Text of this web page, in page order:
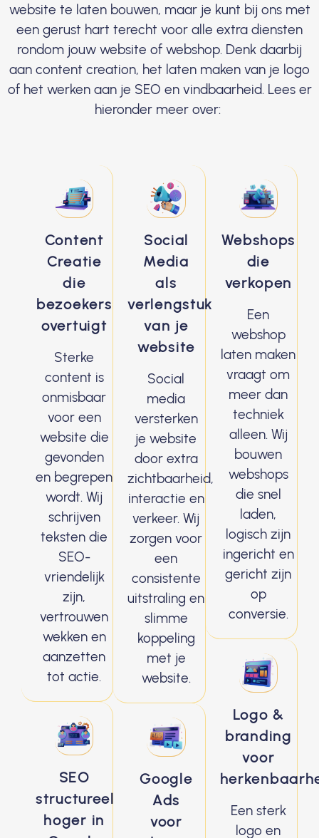
website te laten bouwen, maar je kunt bij ons met
een gerust hart terecht voor alle extra diensten
rondom jouw website of webshop. Denk daarbij
aan content creation, het laten maken van je logo
of het werken aan je SEO en vindbaarheid. Lees er
hieronder meer over:
Content
Creatie
die
bezoekers
overtuigt
Sterke
content is
onmisbaar
voor een
website die
gevonden
en begrepen
wordt. Wij
schrijven
teksten die
SEO-
vriendelijk
zijn,
vertrouwen
wekken en
aanzetten
tot actie.
SEO
structureel
hoger in
Social
Media
als
verlengstuk
van je
website
Social
media
versterken
je website
door extra
zichtbaarheid,
interactie en
verkeer. Wij
zorgen voor
een
consistente
uitstraling en
slimme
koppeling
met je
website.
Google
Ads
voor
Webshops
die
verkopen
Een
webshop
laten maken
vraagt om
meer dan
techniek
alleen. Wij
bouwen
webshops
die snel
laden,
logisch zijn
ingericht en
gericht zijn
op
conversie.
Logo &
branding
voor
Een sterk
logo en